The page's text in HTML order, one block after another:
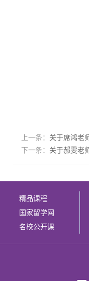
上一条： 关于席鸿老
下一条： 关于郝雯老
精品课程
国家留学网
名校公开课